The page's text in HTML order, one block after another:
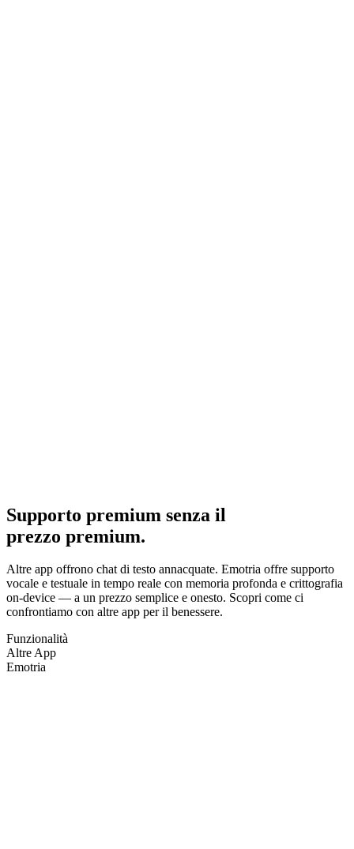
Supporto premium senza il
prezzo premium.
Altre app offrono chat di testo annacquate. Emotria offre supporto
vocale e testuale in tempo reale con memoria profonda e crittografia
on-device — a un prezzo semplice e onesto. Scopri come ci
confrontiamo con altre app per il benessere.
Funzionalità
Altre App
Emotria